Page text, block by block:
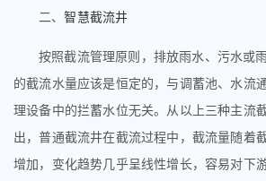
二、智慧截流井
按照截流管理原则，排放雨水、污水或
的截流水量应该是恒定的，与调蓄池、水流
理设备中的拦蓄水位无关。从以上三种主流
出，普通截流井在截流过程中，截流量随着
增加，变化趋势几乎呈线性增长，容易对下